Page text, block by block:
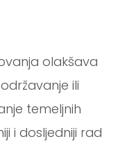
olakšava
ili
temeljnih
i dosljedniji rad